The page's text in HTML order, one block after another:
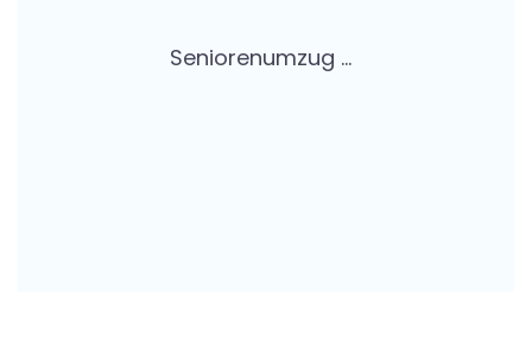
Seniorenumzug ...